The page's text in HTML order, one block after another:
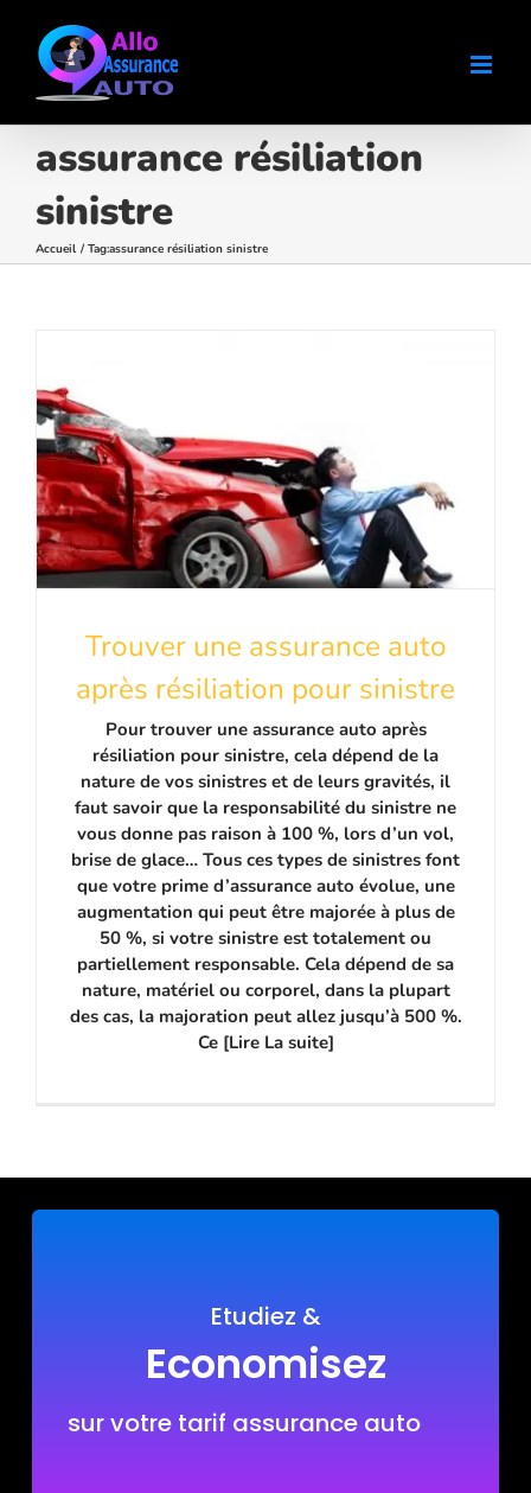
contenu
assurance résiliation
sinistre
Accueil Tag:assurance résiliation sinistre
Trouver une assurance auto
après résiliation pour sinistre
Pour trouver une assurance auto après
résiliation pour sinistre, cela dépend de la
nature de vos sinistres et de leurs gravités, il
faut savoir que la responsabilité du sinistre ne
vous donne pas raison à 100 %, lors d’un vol,
brise de glace… Tous ces types de sinistres font
que votre prime d’assurance auto évolue, une
augmentation qui peut être majorée à plus de
50 %, si votre sinistre est totalement ou
partiellement responsable. Cela dépend de sa
nature, matériel ou corporel, dans la plupart
des cas, la majoration peut allez jusqu’à 500 %.
Ce [Lire La suite]
Etudiez &
Economisez
sur votre tarif assurance auto